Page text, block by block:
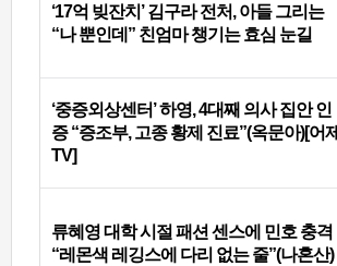
‘17억 빚잔치’ 김구라 전처, 아들 그리는
“나 뿐인데” 친엄마 챙기는 효심 눈길
‘중증외상센터’ 하영, 4대째 의사 집안 인
증 “증조부, 고종 황제 진료”(옥문아)[어제
TV]
류혜영 대학 시절 패션 센스에 민호 충격
“레몬색 레깅스에 다리 없는 줄”(나혼산)